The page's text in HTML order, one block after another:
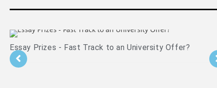
Essay Prizes - Fast Track to an University Offer?